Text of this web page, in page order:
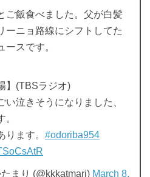
ご飯食べました。父が白髪
ーニョ路線にシフトしてた
ースです。
】(TBSラジオ)
い泣きそうになりました、
ります。 #odoriba954
まり (@kkkatmari) March 8,